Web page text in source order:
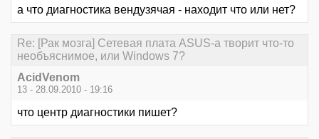
а что диагностика вендузячая - находит что или нет?
Re: [Рак мозга] Сетевая плата ASUS-а творит что-то
необъяснимое, или Windows 7?
AcidVenom
13 - 28.09.2010 - 19:16
что центр диагностики пишет?